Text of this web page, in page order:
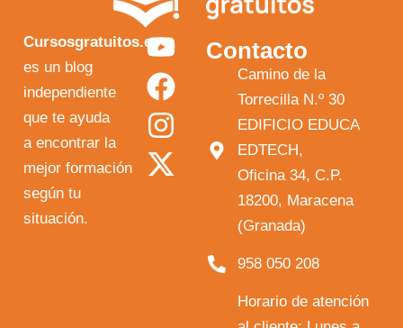
Cursosgratuitos.es
es un blog
independiente
que te ayuda
a encontrar la
mejor formación
según tu
situación.
Y
o
u
t
u
F
a
c
e
b
I
n
s
t
a
X
-
t
w
i
Contacto
Camino de la
Torrecilla N.º 30
EDIFICIO EDUCA
EDTECH,
Oficina 34, C.P.
18200, Maracena
(Granada)
958 050 208
Horario de atención